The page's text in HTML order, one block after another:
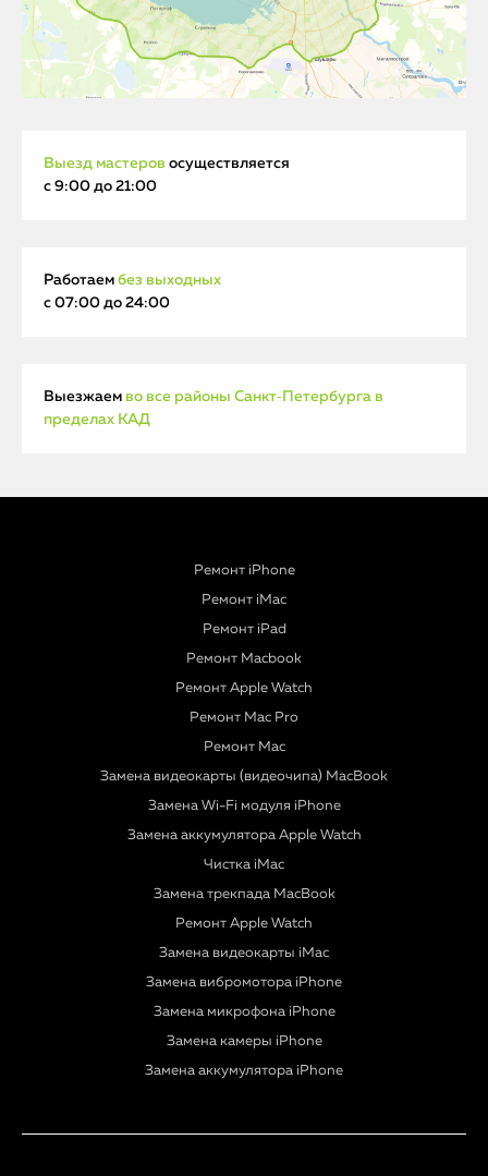
Выезд мастеров осуществляется
с 9:00 до 21:00
Работаем без выходных
с 07:00 до 24:00
Выезжаем во все районы Санкт‑Петербурга в
пределах КАД
Ремонт iPhone
Ремонт iMac
Ремонт iPad
Ремонт Macbook
Ремонт Apple Watch
Ремонт Mac Pro
Ремонт Mac
Замена видеокарты (видеочипа) MacBook
Замена Wi-Fi модуля iPhone
Замена аккумулятора Apple Watch
Чистка iMac
Замена трекпада MacBook
Ремонт Apple Watch
Замена видеокарты iMac
Замена вибромотора iPhone
Замена микрофона iPhone
Замена камеры iPhone
Замена аккумулятора iPhone